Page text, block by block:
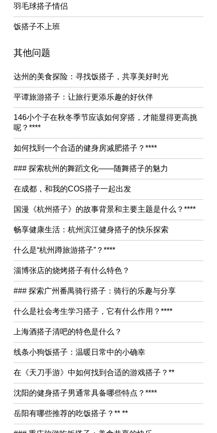
羽毛球搭子情侣
饭搭子不上班
其他问题
达州的美食探险：寻找饭搭子，共享美好时光
平谭旅游搭子：让旅行更添乐趣的好伙伴
146小个子在秋冬季节应该如何穿搭，才能显得更高挑
呢？****
如何找到一个合适的健身房减肥搭子？****
### 探索杭州的舞蹈文化——随舞搭子的魅力
在成都，和我的COS搭子一起出发
国漫《杭州搭子》的故事背景和主要主题是什么？****
畅享健康生活：杭州滨江健身搭子的快乐探索
什么是“杭州蹲旅游搭子”？****
淄博张店的烧烤搭子有什么特色？
### 探索广州番禺骑行搭子：骑行的乐趣与分享
什么是社会考生学习搭子，它有什么作用？****
上海酒搭子清吧的特色是什么？
线条小狗饭搭子：温暖日常中的小确幸
在《天刀手游》中如何找到合适的游戏搭子？**
沈阳的健身搭子男通常具备哪些特点？****
岳阳有哪些推荐的吃饭搭子？** **